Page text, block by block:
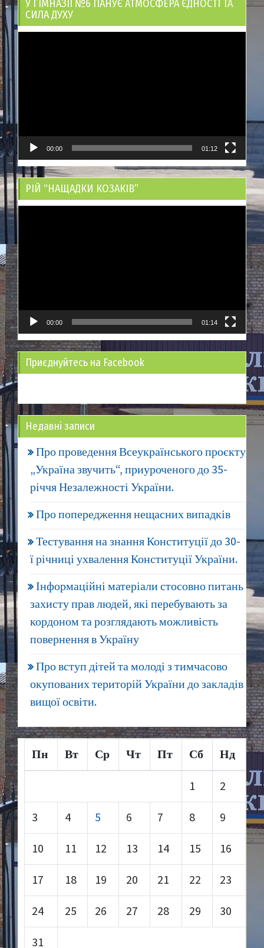
У ГІМНАЗІЇ №6 ПАНУЄ АТМОСФЕРА ЄДНОСТІ ТА
СИЛА ДУХУ
00:00 01:12
РІЙ “НАЩАДКИ КОЗАКІВ”
00:00 01:14
Приєднуйтесь на Facebook
Недавні записи
Про проведення Всеукраїнського проєкту
„Україна звучить“, приуроченого до 35-
річчя Незалежності України.
Про попередження нещасних випадків
Тестування на знання Конституції до 30-
ї річниці ухвалення Конституції України.
Інформаційні матеріали стосовно питань
захисту прав людей, які перебувають за
кордоном та розглядають можливість
повернення в Україну
Про вступ дітей та молоді з тимчасово
окупованих територій України до закладів
вищої освіти.
Пн Вт Ср Чт Пт Сб Нд
1 2
3 4 5 6 7 8 9
10 11 12 13 14 15 16
17 18 19 20 21 22 23
24 25 26 27 28 29 30
31